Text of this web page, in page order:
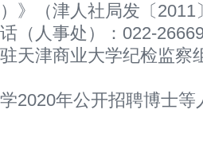
》（津人社局发〔
（人事处）：022-
天津商业大学纪检监察
2020年公开招聘博士